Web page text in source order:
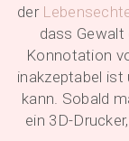
der
dass Gewalt
Konnotation
inakzeptabel ist
kann. Sobald
ein 3D-